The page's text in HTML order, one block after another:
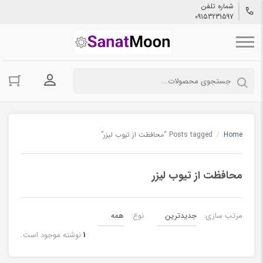
شماره تلفن
09153231597
ورود به
Home
/ Posts tagged “محافظت از تیوب لیزر”
محافظت از تیوب لیزر
مرتب سازی:
نوع:
1نوشته موجود است.